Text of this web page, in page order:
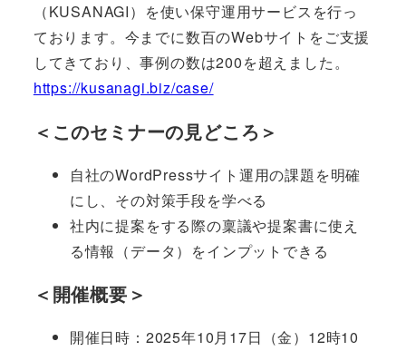
（KUSANAGI）を使い保守運用サービスを行っ
ております。今までに数百のWebサイトをご支援
してきており、事例の数は200を超えました。
https://kusanagi.biz/case/
＜このセミナーの見どころ＞
自社のWordPressサイト運用の課題を明確
にし、その対策手段を学べる
社内に提案をする際の稟議や提案書に使え
る情報（データ）をインプットできる
＜開催概要＞
開催日時：2025年10月17日（金）12時10